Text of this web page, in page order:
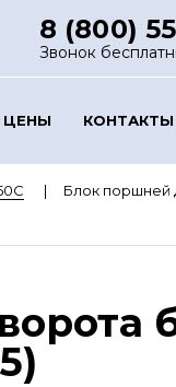
8 (800)
Звонок
ЦЕНЫ КОНТАКТЫ
Блок поршней